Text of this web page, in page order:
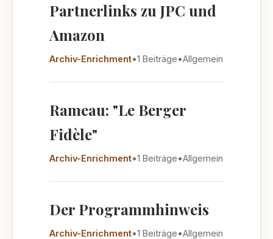
Partnerlinks zu JPC und
Amazon
Archiv-Enrichment•1 Beiträge•Allgemein
Rameau: "Le Berger
Fidèle"
Archiv-Enrichment•1 Beiträge•Allgemein
Der Programmhinweis
Archiv-Enrichment•1 Beiträge•Allgemein